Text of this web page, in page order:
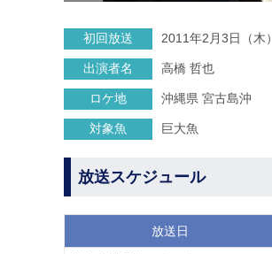
初回放送 2011年2月3日（木）
出演者名 高橋 哲也
ロケ地 沖縄県 宮古島沖
対象魚 巨大魚
放送スケジュール
放送日